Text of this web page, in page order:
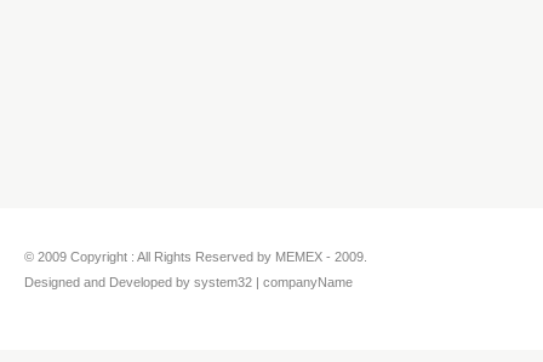
© 2009 Copyright : All Rights Reserved by MEMEX - 2009.
Designed and Developed by system32 | companyName